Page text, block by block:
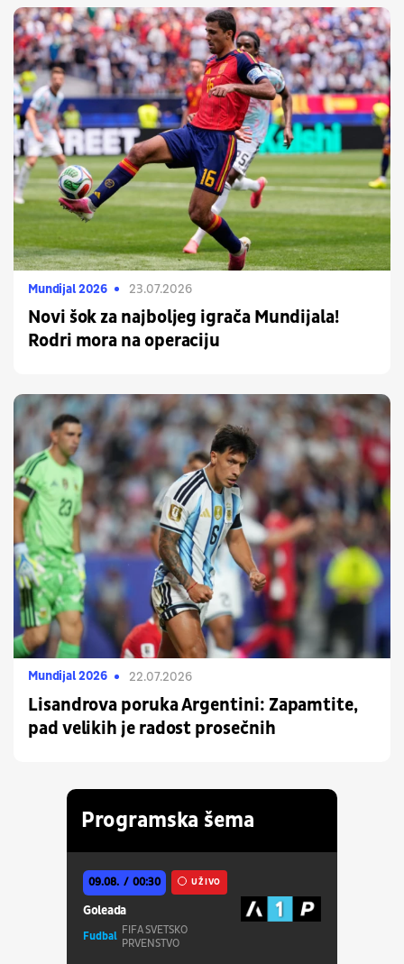
Mundijal 2026 23.07.2026
Novi šok za najboljeg igrača Mundijala!
Rodri mora na operaciju
Mundijal 2026 22.07.2026
Lisandrova poruka Argentini: Zapamtite,
pad velikih je radost prosečnih
Programska šema
09.08. 00:30 UŽIVO
Goleada
Fudbal FIFA SVETSKO
PRVENSTVO